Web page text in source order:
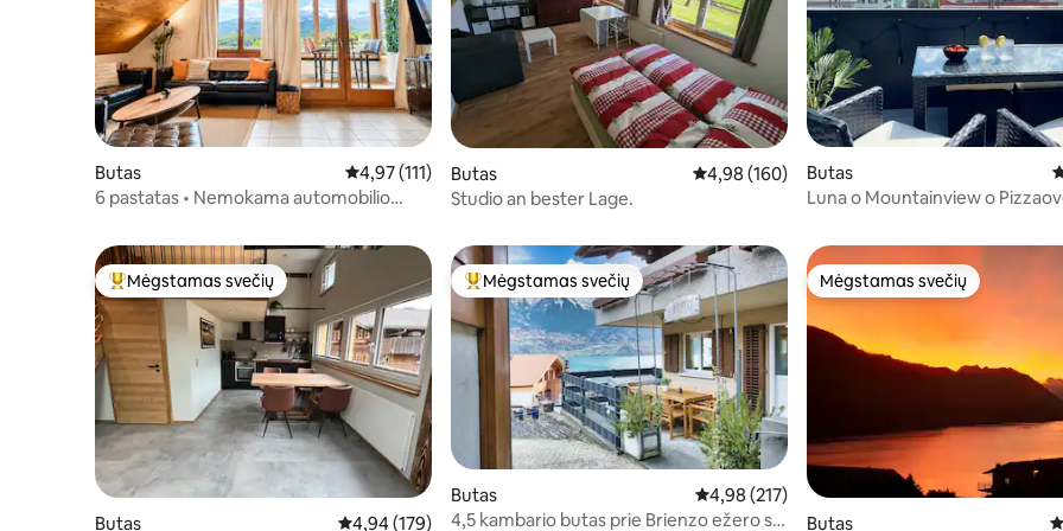
Butas Vidutinis įvertinimas: 4,97 iš 5, atsiliepimų: 111
4,97 (111)
6 pastatas • Nemokama automobilio
– PS5
Butas Vidutinis įvertinimas: 4,98 iš 5, atsiliepimų: 160
4,98 (160)
Studio an bester Lage.
Butas
Luna o Mountainview o
Svečių mėgstamiausias
Mėgstamas svečių
Butas Vidutinis įvertinimas: 4,94 iš 5, atsiliepimų: 179
4,94 (179)
Svečių mėgstamiausias
Mėgstamas svečių
Butas Vidutinis įvertinimas: 4,98 iš 5, atsiliepimų: 217
4,98 (217)
4,5 kambario butas prie Brienzo ežero su
Mėgstamas svečių
Mėgstamas svečių
Butas